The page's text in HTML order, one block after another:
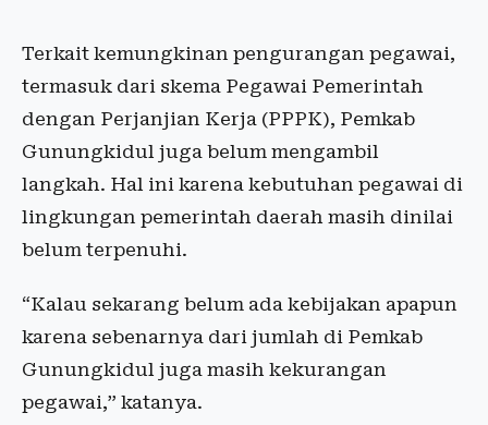
Terkait kemungkinan pengurangan pegawai,
termasuk dari skema Pegawai Pemerintah
dengan Perjanjian Kerja (PPPK), Pemkab
Gunungkidul juga belum mengambil
langkah. Hal ini karena kebutuhan pegawai di
lingkungan pemerintah daerah masih dinilai
belum terpenuhi.
“Kalau sekarang belum ada kebijakan apapun
karena sebenarnya dari jumlah di Pemkab
Gunungkidul juga masih kekurangan
pegawai,” katanya.